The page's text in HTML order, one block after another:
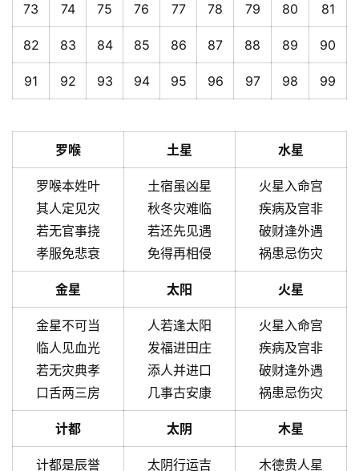
73 74 75 76 77 78 79 80 81
82 83 84 85 86 87 88 89 90
91 92 93 94 95 96 97 98 99
罗喉 土星 水星
罗喉本姓叶
其人定见灾
若无官事挠
孝服免悲衰
土宿虽凶星
秋冬灾难临
若还先见遇
免得再相侵
火星入命宫
疾病及宫非
破财逢外遇
祸患忌伤灾
金星 太阳 火星
金星不可当
临人见血光
若无灾典孝
口舌两三房
人若逢太阳
发福进田庄
添人并进口
几事古安康
火星入命宫
疾病及宫非
破财逢外遇
祸患忌伤灾
计都 太阴 木星
计都是辰誉
太阴行运吉
木德贵人星